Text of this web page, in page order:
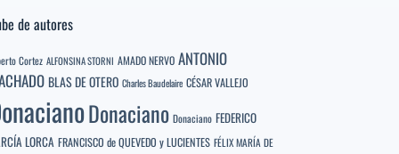
de autores
Cortez ALFONSINA STORNI AMADO NERVO ANTONIO
BLAS DE OTERO Charles Baudelaire CÉSAR VALLEJO
Donaciano Donaciano FEDERICO
LORCA FRANCISCO de QUEVEDO y LUCIENTES FÉLIX MARÍA DE